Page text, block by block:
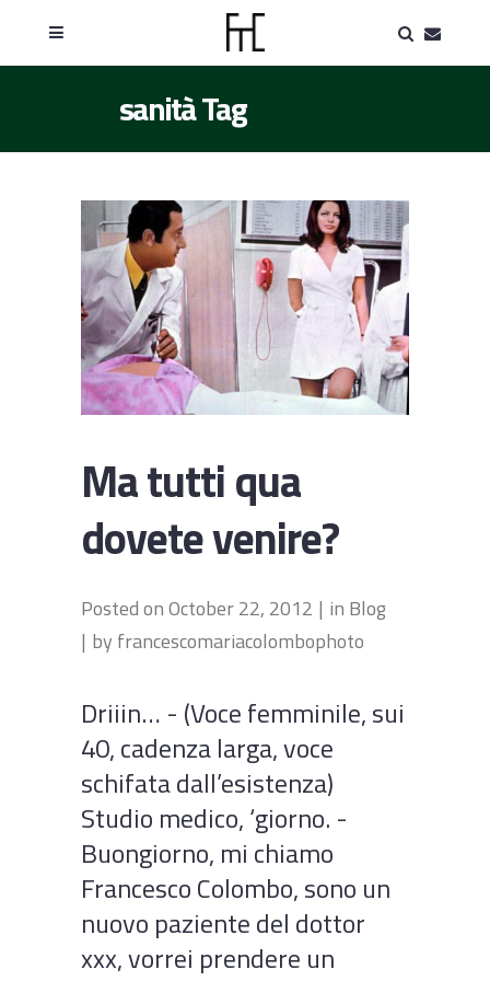
sanità Tag
Ma tutti qua
dovete venire?
Posted onOctober 22, 2012 in Blog
by francescomariacolombophoto
Driiin… - (Voce femminile, sui
40, cadenza larga, voce
schifata dall’esistenza)
Studio medico, ‘giorno. -
Buongiorno, mi chiamo
Francesco Colombo, sono un
nuovo paziente del dottor
xxx, vorrei prendere un